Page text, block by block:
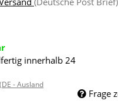
innerhalb 24
(DE - Ausland
Frage